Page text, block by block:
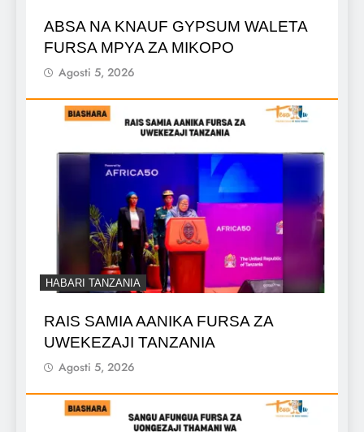
ABSA NA KNAUF GYPSUM WALETA
FURSA MPYA ZA MIKOPO
Agosti 5, 2026
HABARI TANZANIA
RAIS SAMIA AANIKA FURSA ZA
UWEKEZAJI TANZANIA
Agosti 5, 2026